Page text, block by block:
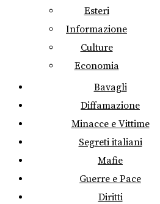
Esteri
Informazione
Culture
Economia
Bavagli
Diffamazione
Minacce e Vittime
Segreti italiani
Mafie
Guerre e Pace
Diritti